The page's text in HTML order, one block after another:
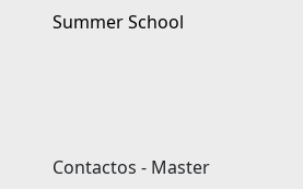
Summer School
Contactos - Master